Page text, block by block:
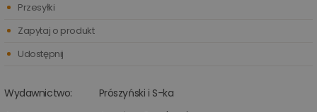
Wydawnictwo:
Prószyński i S-ka
Przesyłki
Zapytaj o produkt
Udostępnij